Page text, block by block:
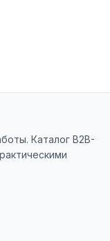
— буду
в
Каталог B2B-